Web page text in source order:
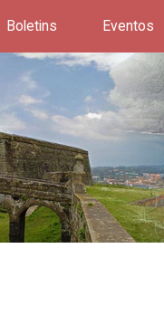
Boletins Eventos